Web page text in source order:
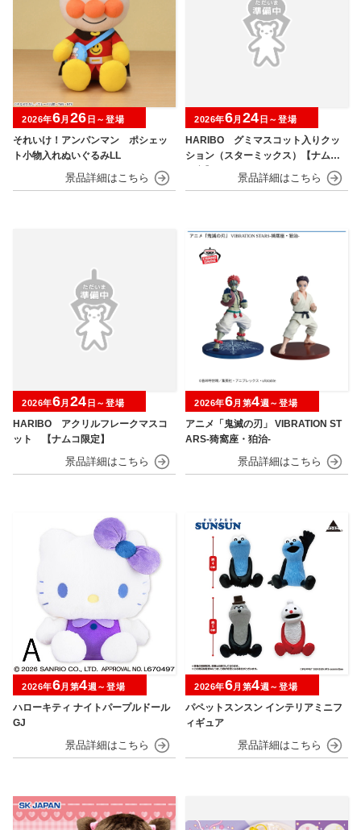
それいけ！アンパンマン ポシェッ
ト小物入れぬいぐるみLL
2026年6月 26 日～登場
HARIBO グミマスコット入りクッ
ション（スターミックス）【ナムコ
2026年6月 24 日～登場
HARIBO アクリルフレークマスコ
ット 【ナムコ限定】
2026年6月 24 日～登場
アニメ「鬼滅の刃」 VIBRATION ST
ARS-猗窩座・狛治-
2026年6月第4週～登場
ハローキティ ナイトパープルドール
GJ
2026年6月第4週～登場
パペットスンスン インテリアミニフ
ィギュア
2026年6月第4週～登場